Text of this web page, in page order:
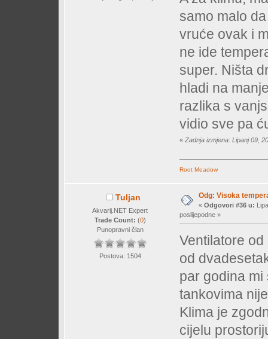
samo malo
vruće ovak i
ne ide
super. Ništa
hladi na
razlika s
vidio sve pa
« Zadnja izmjena: Lipanj 09,
Root Meadow
Tuljan
Akvarij.NET Expert
Trade Count: (0)
Punopravni član
Postova: 1504
Odg: Visoka
« Odgovori #36 u:
poslijepodne »
Ventilatore
od
par godina
tankovima
Klima je
cijelu